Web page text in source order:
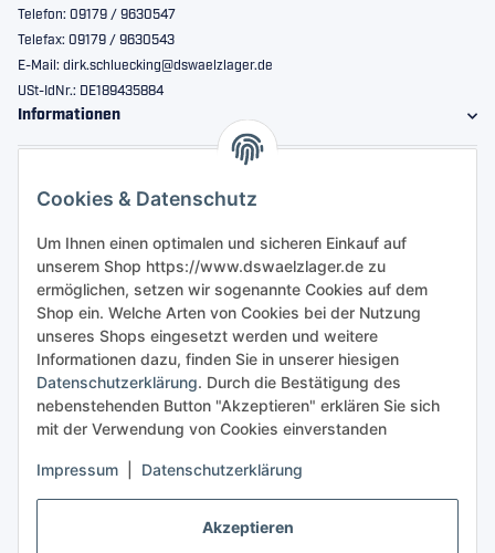
Akzeptieren
Cookies & Datenschutz
Um Ihnen einen optimalen und sicheren Einkauf auf
unserem Shop https://www.dswaelzlager.de zu
ermöglichen, setzen wir sogenannte Cookies auf dem
Shop ein. Welche Arten von Cookies bei der Nutzung
unseres Shops eingesetzt werden und weitere
Informationen dazu, finden Sie in unserer hiesigen
Datenschutzerklärung. Durch die Bestätigung des
nebenstehenden Button "Akzeptieren" erklären Sie sich
mit der Verwendung von Cookies einverstanden
Impressum Datenschutzerklärung
Telefon: 09179 / 9630547
Telefax: 09179 / 9630543
E-Mail: dirk.schluecking@dswaelzlager.de
USt-IdNr.: DE189435884
Informationen
Sicher bestellen